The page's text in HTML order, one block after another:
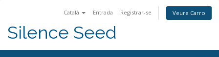
Català Entrada Registrar-se Veure Carro
Silence Seed